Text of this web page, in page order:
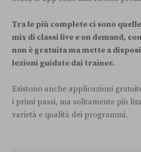
Tra le più complete ci sono
mix di classi live e on demand,
non è gratuita ma mette a
lezioni guidate dai trainer.
Esistono anche applicazioni
i primi passi, ma solitamente più
varietà e qualità dei programmi.